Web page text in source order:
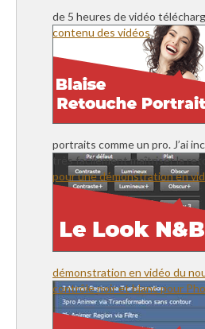
de 5 heures de vidéo
contenu des vidéos
portraits comme un pro. J’ai
très facilement maîtriser la
pour une démonstration en
démonstration en vidéo du
contrôle noir et blanc pour